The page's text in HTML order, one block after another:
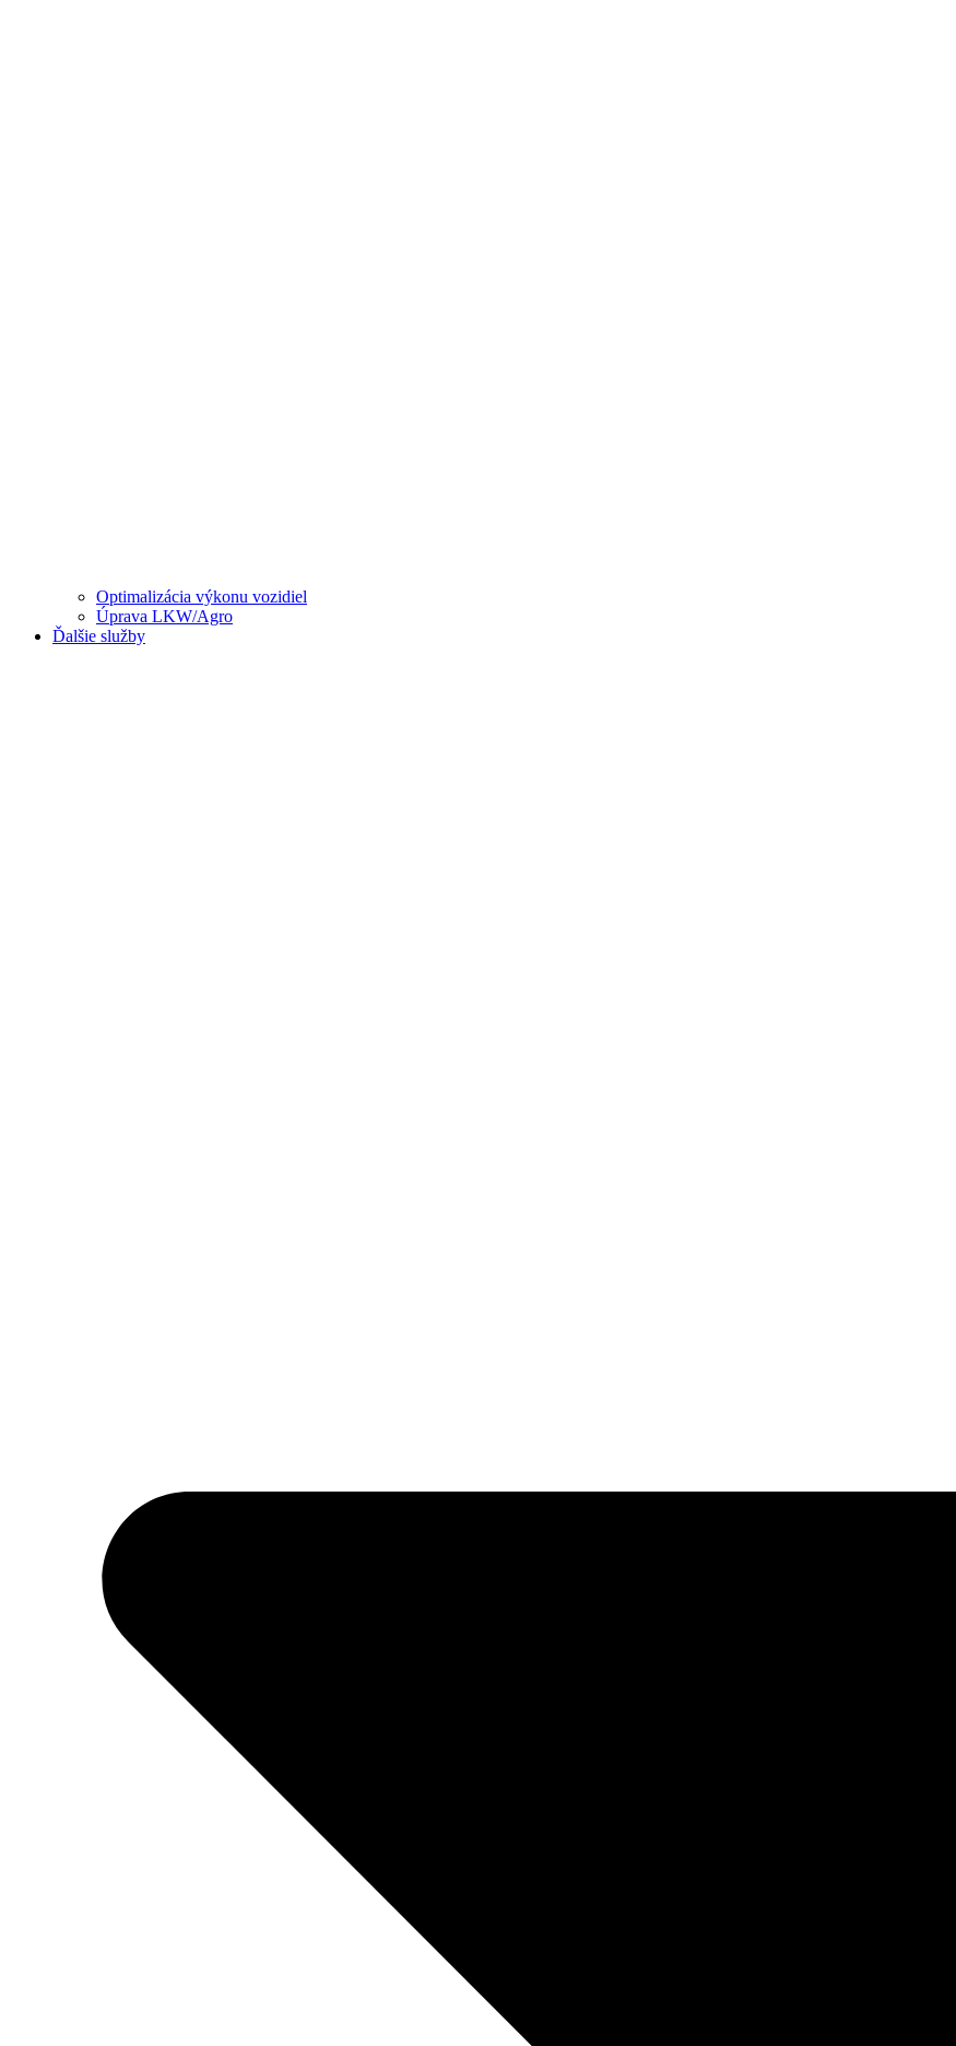
Optimalizácia výkonu vozidiel
Úprava LKW/Agro
Ďalšie služby